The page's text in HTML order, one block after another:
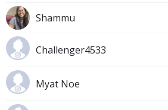
Shammu
Challenger4533
Myat Noe